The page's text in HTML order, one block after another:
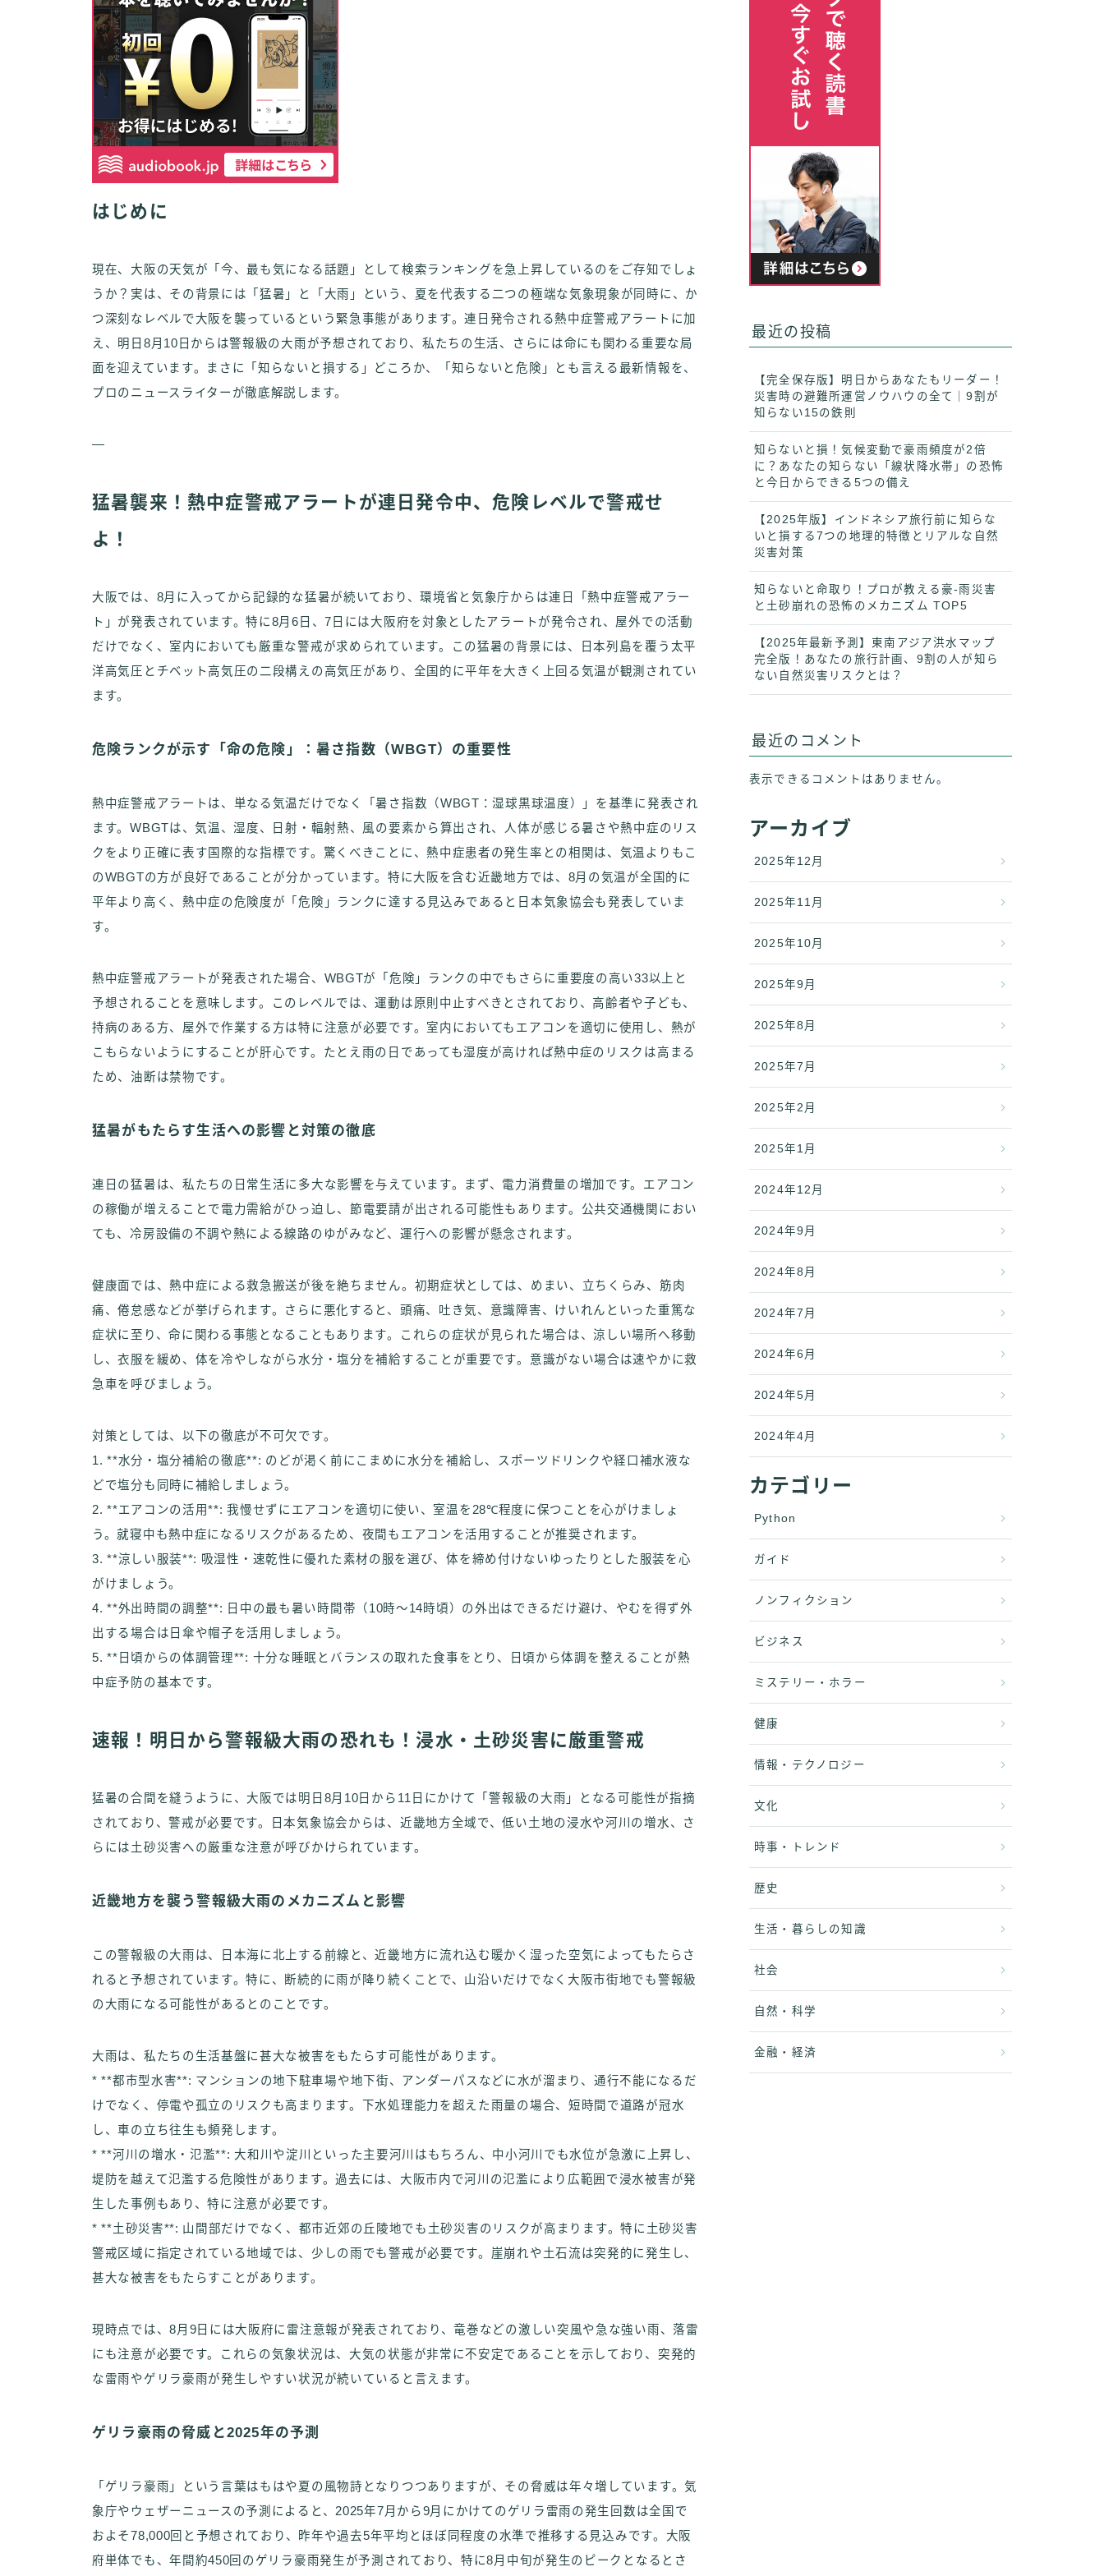
はじめに
現在、大阪の天気が「今、最も気になる話題」として検索ランキングを急上昇しているのをご存知でしょ
うか？実は、その背景には「猛暑」と「大雨」という、夏を代表する二つの極端な気象現象が同時に、か
つ深刻なレベルで大阪を襲っているという緊急事態があります。連日発令される熱中症警戒アラートに加
え、明日8月10日からは警報級の大雨が予想されており、私たちの生活、さらには命にも関わる重要な局
面を迎えています。まさに「知らないと損する」どころか、「知らないと危険」とも言える最新情報を、
プロのニュースライターが徹底解説します。
—
猛暑襲来！熱中症警戒アラートが連日発令中、危険レベルで警戒せ
よ！
大阪では、8月に入ってから記録的な猛暑が続いており、環境省と気象庁からは連日「熱中症警戒アラー
ト」が発表されています。特に8月6日、7日には大阪府を対象としたアラートが発令され、屋外での活動
だけでなく、室内においても厳重な警戒が求められています。この猛暑の背景には、日本列島を覆う太平
洋高気圧とチベット高気圧の二段構えの高気圧があり、全国的に平年を大きく上回る気温が観測されてい
ます。
危険ランクが示す「命の危険」：暑さ指数（WBGT）の重要性
熱中症警戒アラートは、単なる気温だけでなく「暑さ指数（WBGT：湿球黒球温度）」を基準に発表され
ます。WBGTは、気温、湿度、日射・輻射熱、風の要素から算出され、人体が感じる暑さや熱中症のリス
クをより正確に表す国際的な指標です。驚くべきことに、熱中症患者の発生率との相関は、気温よりもこ
のWBGTの方が良好であることが分かっています。特に大阪を含む近畿地方では、8月の気温が全国的に
平年より高く、熱中症の危険度が「危険」ランクに達する見込みであると日本気象協会も発表していま
す。
熱中症警戒アラートが発表された場合、WBGTが「危険」ランクの中でもさらに重要度の高い33以上と
予想されることを意味します。このレベルでは、運動は原則中止すべきとされており、高齢者や子ども、
持病のある方、屋外で作業する方は特に注意が必要です。室内においてもエアコンを適切に使用し、熱が
こもらないようにすることが肝心です。たとえ雨の日であっても湿度が高ければ熱中症のリスクは高まる
ため、油断は禁物です。
猛暑がもたらす生活への影響と対策の徹底
連日の猛暑は、私たちの日常生活に多大な影響を与えています。まず、電力消費量の増加です。エアコン
の稼働が増えることで電力需給がひっ迫し、節電要請が出される可能性もあります。公共交通機関におい
ても、冷房設備の不調や熱による線路のゆがみなど、運行への影響が懸念されます。
健康面では、熱中症による救急搬送が後を絶ちません。初期症状としては、めまい、立ちくらみ、筋肉
痛、倦怠感などが挙げられます。さらに悪化すると、頭痛、吐き気、意識障害、けいれんといった重篤な
症状に至り、命に関わる事態となることもあります。これらの症状が見られた場合は、涼しい場所へ移動
し、衣服を緩め、体を冷やしながら水分・塩分を補給することが重要です。意識がない場合は速やかに救
急車を呼びましょう。
対策としては、以下の徹底が不可欠です。
1. **水分・塩分補給の徹底**: のどが渇く前にこまめに水分を補給し、スポーツドリンクや経口補水液な
どで塩分も同時に補給しましょう。
2. **エアコンの活用**: 我慢せずにエアコンを適切に使い、室温を28℃程度に保つことを心がけましょ
う。就寝中も熱中症になるリスクがあるため、夜間もエアコンを活用することが推奨されます。
3. **涼しい服装**: 吸湿性・速乾性に優れた素材の服を選び、体を締め付けないゆったりとした服装を心
がけましょう。
4. **外出時間の調整**: 日中の最も暑い時間帯（10時～14時頃）の外出はできるだけ避け、やむを得ず外
出する場合は日傘や帽子を活用しましょう。
5. **日頃からの体調管理**: 十分な睡眠とバランスの取れた食事をとり、日頃から体調を整えることが熱
中症予防の基本です。
速報！明日から警報級大雨の恐れも！浸水・土砂災害に厳重警戒
猛暑の合間を縫うように、大阪では明日8月10日から11日にかけて「警報級の大雨」となる可能性が指摘
されており、警戒が必要です。日本気象協会からは、近畿地方全域で、低い土地の浸水や河川の増水、さ
らには土砂災害への厳重な注意が呼びかけられています。
近畿地方を襲う警報級大雨のメカニズムと影響
この警報級の大雨は、日本海に北上する前線と、近畿地方に流れ込む暖かく湿った空気によってもたらさ
れると予想されています。特に、断続的に雨が降り続くことで、山沿いだけでなく大阪市街地でも警報級
の大雨になる可能性があるとのことです。
大雨は、私たちの生活基盤に甚大な被害をもたらす可能性があります。
* **都市型水害**: マンションの地下駐車場や地下街、アンダーパスなどに水が溜まり、通行不能になるだ
けでなく、停電や孤立のリスクも高まります。下水処理能力を超えた雨量の場合、短時間で道路が冠水
し、車の立ち往生も頻発します。
* **河川の増水・氾濫**: 大和川や淀川といった主要河川はもちろん、中小河川でも水位が急激に上昇し、
堤防を越えて氾濫する危険性があります。過去には、大阪市内で河川の氾濫により広範囲で浸水被害が発
生した事例もあり、特に注意が必要です。
* **土砂災害**: 山間部だけでなく、都市近郊の丘陵地でも土砂災害のリスクが高まります。特に土砂災害
警戒区域に指定されている地域では、少しの雨でも警戒が必要です。崖崩れや土石流は突発的に発生し、
甚大な被害をもたらすことがあります。
現時点では、8月9日には大阪府に雷注意報が発表されており、竜巻などの激しい突風や急な強い雨、落雷
にも注意が必要です。これらの気象状況は、大気の状態が非常に不安定であることを示しており、突発的
な雷雨やゲリラ豪雨が発生しやすい状況が続いていると言えます。
ゲリラ豪雨の脅威と2025年の予測
「ゲリラ豪雨」という言葉はもはや夏の風物詩となりつつありますが、その脅威は年々増しています。気
象庁やウェザーニュースの予測によると、2025年7月から9月にかけてのゲリラ雷雨の発生回数は全国で
およそ78,000回と予想されており、昨年や過去5年平均とほぼ同程度の水準で推移する見込みです。大阪
府単体でも、年間約450回のゲリラ豪雨発生が予測されており、特に8月中旬が発生のピークとなるとさ
最近の投稿
【完全保存版】明日からあなたもリーダー！
災害時の避難所運営ノウハウの全て｜9割が
知らない15の鉄則
知らないと損！気候変動で豪雨頻度が2倍
に？あなたの知らない「線状降水帯」の恐怖
と今日からできる5つの備え
【2025年版】インドネシア旅行前に知らな
いと損する7つの地理的特徴とリアルな自然
災害対策
知らないと命取り！プロが教える豪-雨災害
と土砂崩れの恐怖のメカニズム TOP5
【2025年最新予測】東南アジア洪水マップ
完全版！あなたの旅行計画、9割の人が知ら
ない自然災害リスクとは？
最近のコメント
表示できるコメントはありません。
アーカイブ
2025年12月
2025年11月
2025年10月
2025年9月
2025年8月
2025年7月
2025年2月
2025年1月
2024年12月
2024年9月
2024年8月
2024年7月
2024年6月
2024年5月
2024年4月
カテゴリー
Python
ガイド
ノンフィクション
ビジネス
ミステリー・ホラー
健康
情報・テクノロジー
文化
時事・トレンド
歴史
生活・暮らしの知識
社会
自然・科学
金融・経済